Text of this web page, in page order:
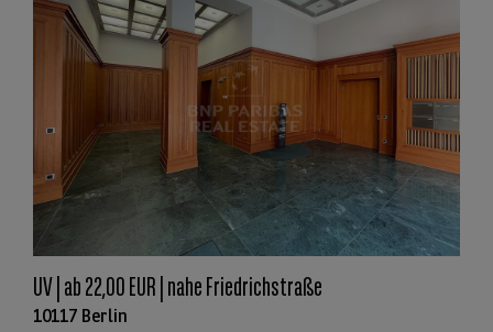
UV | ab 22,00 EUR | nahe Friedrichstraße
10117 Berlin